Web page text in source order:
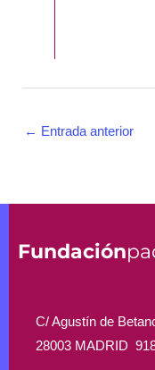
← Entrada anterior
Fundación
C/ Agustín de
28003 MADRID